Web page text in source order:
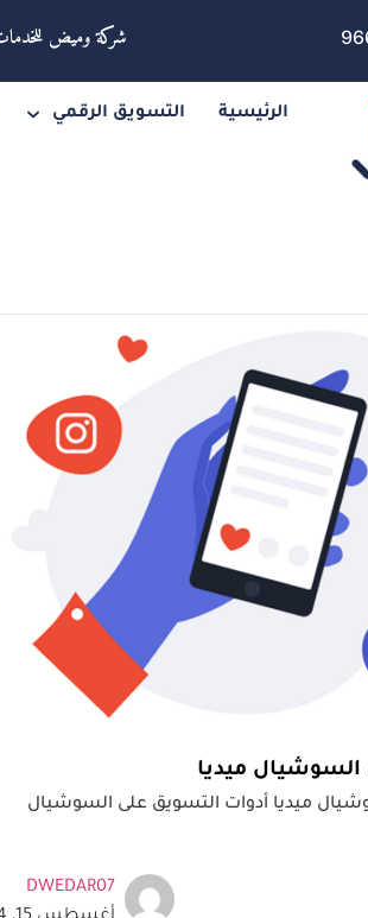
شركة وميض للخدمات
الرئيسية التسويق الرقمي
السوشيال ميديا
ميديا أدوات التسويق على السوشيال
DWEDAR07